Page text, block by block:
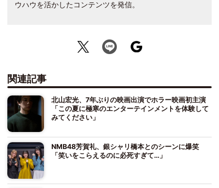
ウハウを活かしたコンテンツを発信。
関連記事
北山宏光、7年ぶりの映画出演でホラー映画初主演
「この夏に極寒のエンターテインメントを体験して
みてください」
NMB48芳賀礼、銀シャリ橋本とのシーンに爆笑
「笑いをこらえるのに必死すぎて…」